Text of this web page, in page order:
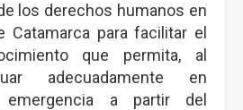
los derechos humanos en
Catamarca para facilitar el
que permita, al
adecuadamente en
a partir del